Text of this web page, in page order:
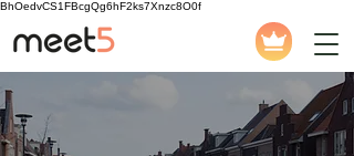
BhOedvCS1FBcgQg6hF2ks7Xnzc8O0f